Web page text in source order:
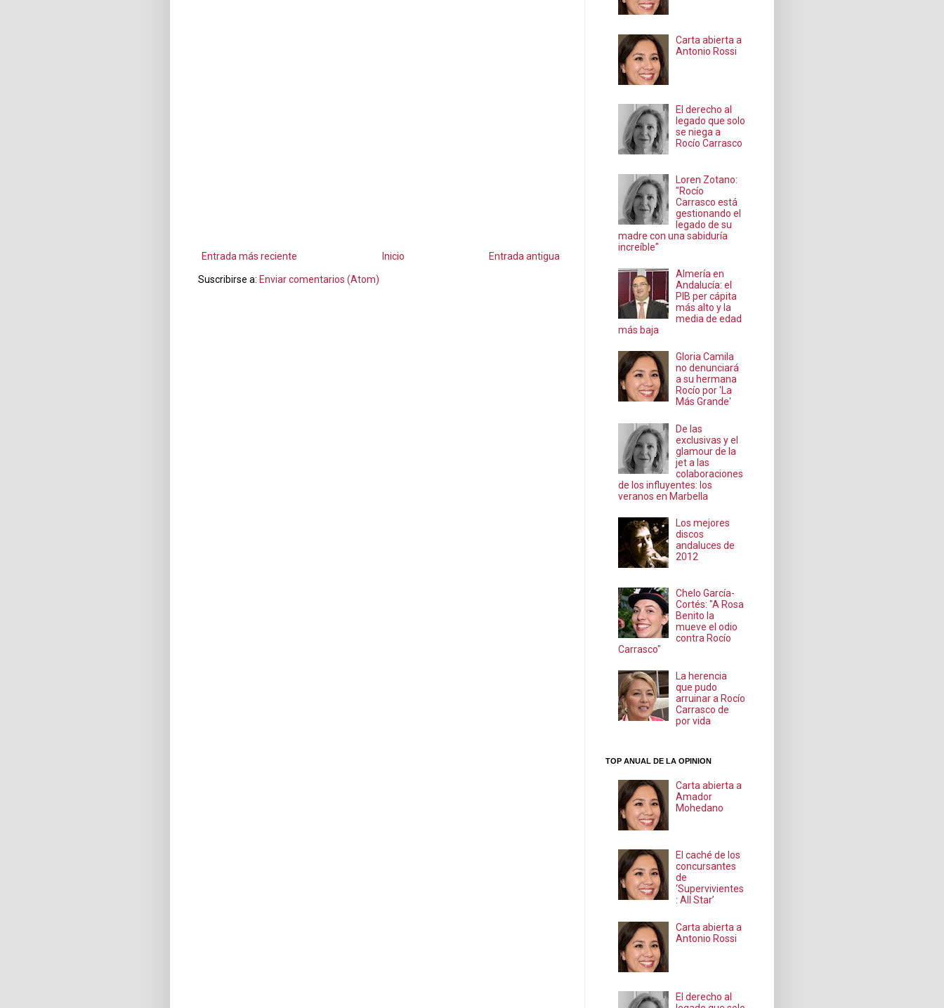
Entrada más reciente Entrada antigua
Inicio
Suscribirse a: Enviar comentarios (Atom)
Carta abierta a
Antonio Rossi
El derecho al
legado que solo
se niega a
Rocío Carrasco
Loren Zotano:
"Rocío
Carrasco está
gestionando el
legado de su
madre con una sabiduría
increíble"
Almería en
Andalucía: el
PIB per cápita
más alto y la
media de edad
más baja
Gloria Camila
no denunciará
a su hermana
Rocío por 'La
Más Grande'
De las
exclusivas y el
glamour de la
jet a las
colaboraciones
de los influyentes: los
veranos en Marbella
Los mejores
discos
andaluces de
2012
Chelo García-
Cortés: "A Rosa
Benito la
mueve el odio
contra Rocío
Carrasco"
La herencia
que pudo
arruinar a Rocío
Carrasco de
por vida
TOP ANUAL DE LA OPINION
Carta abierta a
Amador
Mohedano
El caché de los
concursantes
de
‘Supervivientes
: All Star’
Carta abierta a
Antonio Rossi
El derecho al